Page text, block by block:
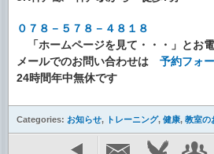
０７８－５７８－４８１８
「ホームページを見て・・・」とお
メールでのお問い合わせは 予約フォ
24時間年中無休です
Categories: お知らせ, トレーニング, 健康, 教室の